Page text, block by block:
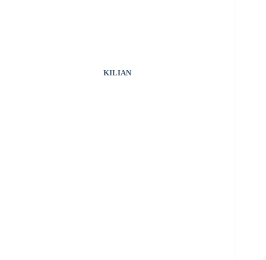
KILIAN